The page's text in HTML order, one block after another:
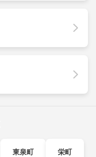
東泉町 栄町